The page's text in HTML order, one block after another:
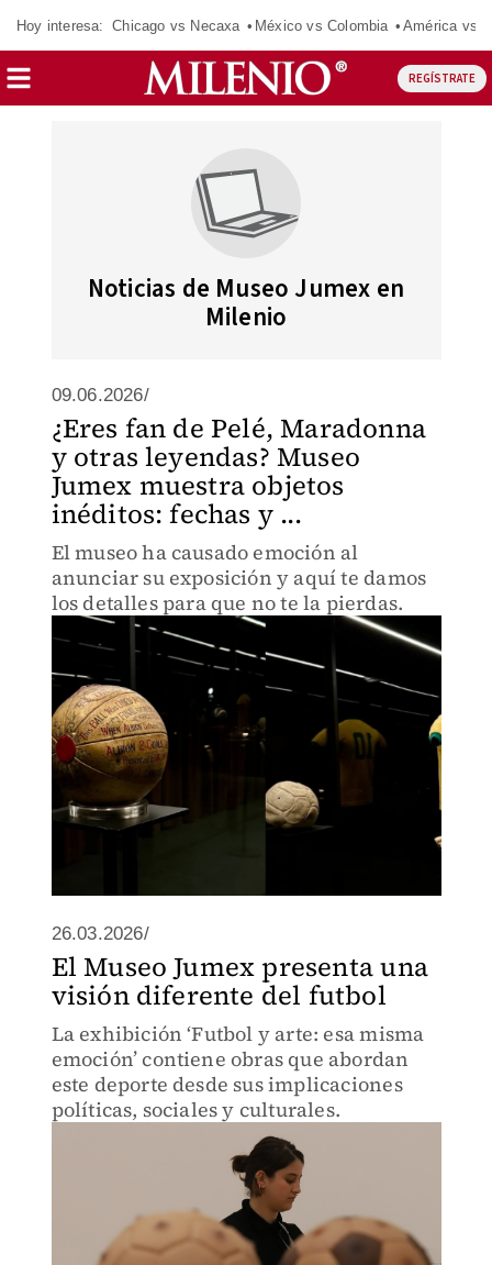
Hoy interesa: Chicago vs Necaxa México vs Colombia América vs
REGÍSTRATE
Noticias de Museo Jumex en
Milenio
09.06.2026/
¿Eres fan de Pelé, Maradonna
y otras leyendas? Museo
Jumex muestra objetos
inéditos: fechas y ...
El museo ha causado emoción al
anunciar su exposición y aquí te damos
los detalles para que no te la pierdas.
26.03.2026/
El Museo Jumex presenta una
visión diferente del futbol
La exhibición ‘Futbol y arte: esa misma
emoción’ contiene obras que abordan
este deporte desde sus implicaciones
políticas, sociales y culturales.